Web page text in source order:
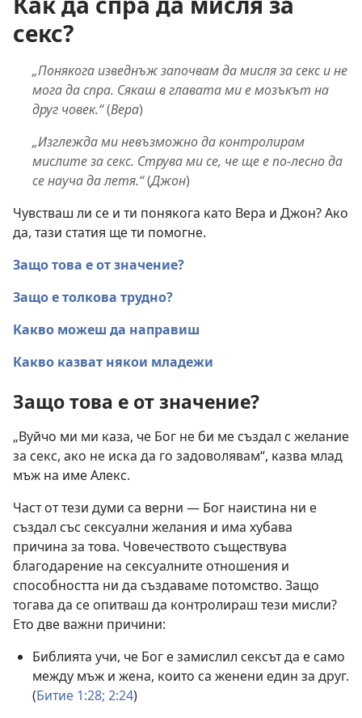
секс?
„Понякога изведнъж започвам да мисля за секс и не
мога да спра. Сякаш в главата ми е мозъкът на
друг човек.“(Вера)
„Изглежда ми невъзможно да контролирам
мислите за секс. Струва ми се, че ще е по-лесно да
се науча да летя.“(Джон)
Чувстваш ли се и ти понякога като Вера и Джон? Ако
да, тази статия ще ти помогне.
Защо това е от значение?
Защо е толкова трудно?
Какво можеш да направиш
Какво казват някои младежи
Защо това е от значение?
„Вуйчо ми ми каза, че Бог не би ме създал с желание
за секс, ако не иска да го задоволявам“, казва млад
мъж на име Алекс.
Част от тези думи са верни — Бог наистина ни е
създал със сексуални желания и има хубава
причина за това. Човечеството съществува
благодарение на сексуалните отношения и
способността ни да създаваме потомство. Защо
тогава да се опитваш да контролираш тези мисли?
Ето две важни причини:
Библията учи, че Бог е замислил сексът да е само
между мъж и жена, които са женени един за друг.
(Битие 1:28; 2:24)